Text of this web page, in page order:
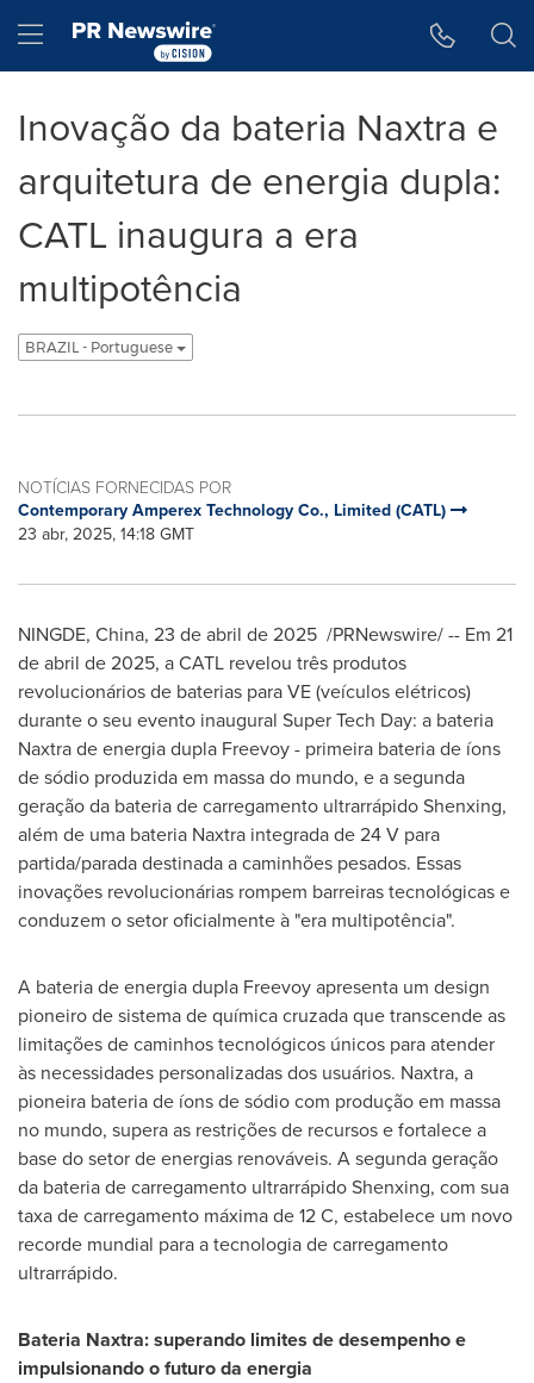
Hamburger menu
Inovação da bateria Naxtra e
arquitetura de energia dupla:
CATL inaugura a era
multipotência
BRAZIL - Portuguese
NOTÍCIAS FORNECIDAS POR
Contemporary Amperex Technology Co., Limited (CATL)
23 abr, 2025, 14:18 GMT
NINGDE, China, 23 de abril de 2025 /PRNewswire/ -- Em 21
de abril de 2025, a CATL revelou três produtos
revolucionários de baterias para VE (veículos elétricos)
durante o seu evento inaugural Super Tech Day: a bateria
Naxtra de energia dupla Freevoy - primeira bateria de íons
de sódio produzida em massa do mundo, e a segunda
geração da bateria de carregamento ultrarrápido Shenxing,
além de uma bateria Naxtra integrada de 24 V para
partida/parada destinada a caminhões pesados. Essas
inovações revolucionárias rompem barreiras tecnológicas e
conduzem o setor oficialmente à "era multipotência".
A bateria de energia dupla Freevoy apresenta um design
pioneiro de sistema de química cruzada que transcende as
limitações de caminhos tecnológicos únicos para atender
às necessidades personalizadas dos usuários. Naxtra, a
pioneira bateria de íons de sódio com produção em massa
no mundo, supera as restrições de recursos e fortalece a
base do setor de energias renováveis. A segunda geração
da bateria de carregamento ultrarrápido Shenxing, com sua
taxa de carregamento máxima de 12 C, estabelece um novo
recorde mundial para a tecnologia de carregamento
ultrarrápido.
Bateria Naxtra: superando limites de desempenho e
impulsionando o futuro da energia